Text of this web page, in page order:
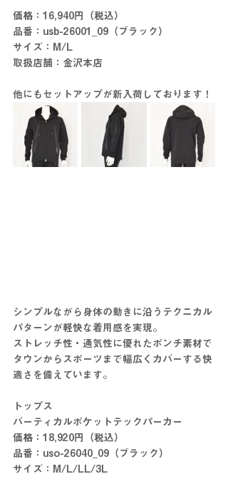
価格：16,940円（税込）
品番：usb-26001_09（ブラック）
サイズ：M/L
取扱店舗：金沢本店
他にもセットアップが新入荷しております！
シンプルながら身体の動きに沿うテクニカル
パターンが軽快な着用感を実現。
ストレッチ性・通気性に優れたポンチ素材で
タウンからスポーツまで幅広くカバーする快
適さを備えています。
トップス
バーティカルポケットテックパーカー
価格：18,920円（税込）
品番：uso-26040_09（ブラック）
サイズ：M/L/LL/3L